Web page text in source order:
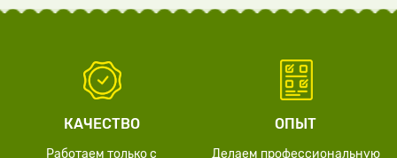
КАЧЕСТВО
Работаем только с
ОПЫТ
Делаем профессиональную